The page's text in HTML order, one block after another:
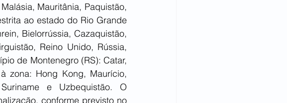
Mauritânia, Paquistão,
ao estado do Rio Grande
Bielorrússia, Cazaquistão,
Reino Unido, Rússia,
de Montenegro (RS): Catar,
zona: Hong Kong, Maurício,
e Uzbequistão. O
conforme previsto no